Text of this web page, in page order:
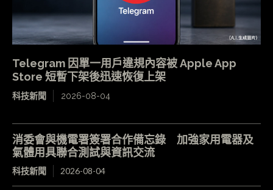
Telegram 因單一用戶違規內容被 Apple App
Store 短暫下架後迅速恢復上架
科技新聞 2026-08-04
消委會與機電署簽署合作備忘錄 加強家用電器及
氣體用具聯合測試與資訊交流
科技新聞 2026-08-04